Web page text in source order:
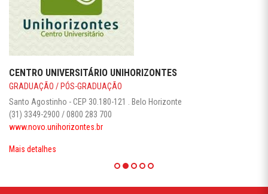
CENTRO UNIVERSITÁRIO UNIHORIZONTES
GRADUAÇÃO / PÓS-GRADUAÇÃO
Santo Agostinho - CEP 30.180-121 . Belo Horizonte
(31) 3349-2900 / 0800 283 700
www.novo.unihorizontes.br
Mais detalhes